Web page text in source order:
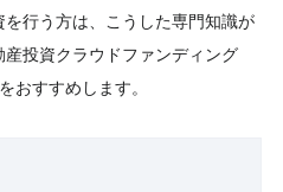
行う方は、こうした専門知識が
投資クラウドファンディング
おすすめします。